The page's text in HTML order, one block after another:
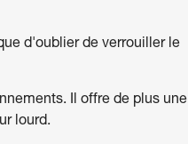
d'oublier de verrouiller le
Il offre de plus une
lourd.